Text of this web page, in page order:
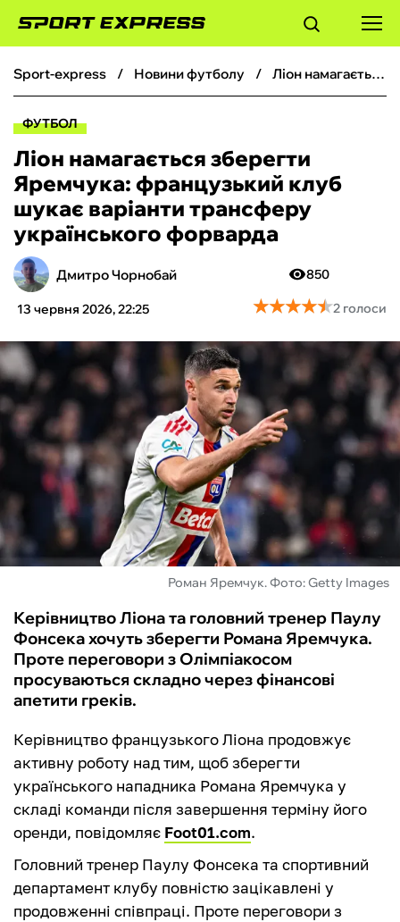
ФУТБОЛ
БОКС
ХОКЕЙ
ТЕНІС
КІБЕРСПОРТ
ЧС-2026
ФУТЗАЛ
ІНШІ
БУКМЕКЕРИ
sport-express новини футболу Ліон намагається зберегти Яремчука: французький клуб шукає варіанти трансферу українського форварда
ФУТБОЛ
Ліон намагається зберегти
Яремчука: французький клуб
шукає варіанти трансферу
українського форварда
Дмитро Чорнобай
13 червня 2026, 22:25
850
★★★★★
★★★★★2 голоси
Роман Яремчук. Фото: Getty Images
Керівництво Ліона та головний тренер Паулу
Фонсека хочуть зберегти Романа Яремчука.
Проте переговори з Олімпіакосом
просуваються складно через фінансові
апетити греків.
Керівництво французького Ліона продовжує
активну роботу над тим, щоб зберегти
українського нападника Романа Яремчука у
складі команди після завершення терміну його
оренди, повідомляє Foot01.com.
Головний тренер Паулу Фонсека та спортивний
департамент клубу повністю зацікавлені у
продовженні співпраці. Проте переговори з